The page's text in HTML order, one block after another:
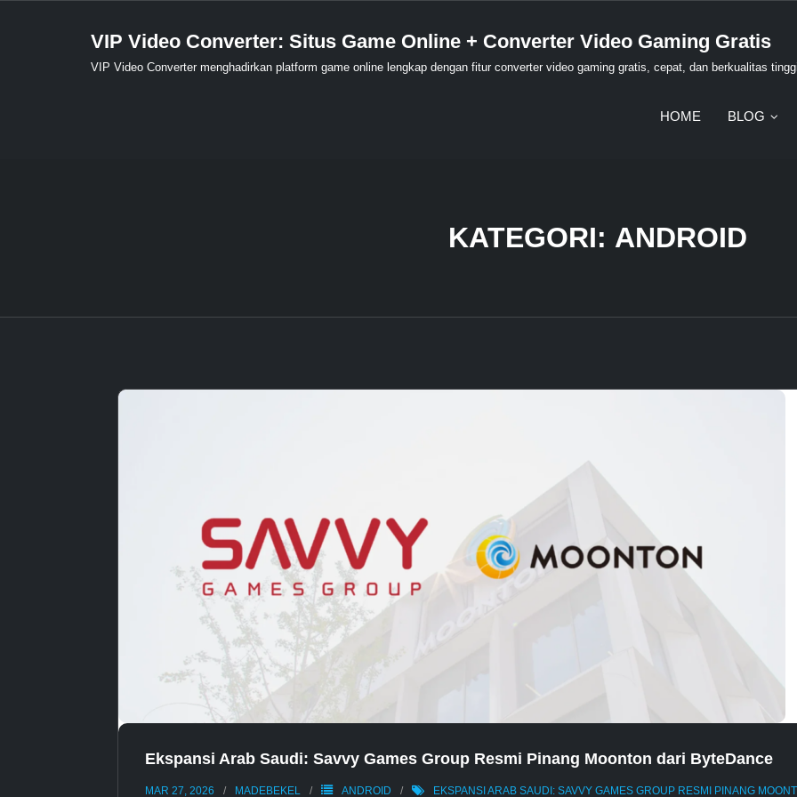
VIP Video Converter: Situs Game Online + Converter Video Gaming Gratis
VIP Video Converter menghadirkan platform game online lengkap dengan fitur converter video gaming gratis, cepat, dan berkualitas
HOME BLOG
KATEGORI: ANDROID
Ekspansi Arab Saudi: Savvy Games Group Resmi Pinang Moonton dari ByteDance
MAR 27, 2026 MADEBEKEL ANDROID EKSPANSI ARAB SAUDI: SAVVY GAMES GROUP RESMI PINANG